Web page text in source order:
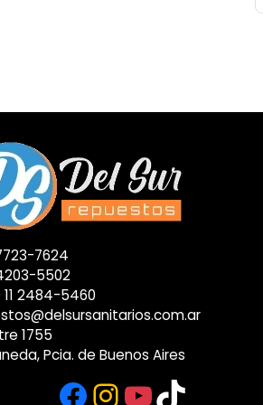
7624
5502
2484-5460
1755
Pcia. de Buenos Aires
Facebook
Instagram
TikTok